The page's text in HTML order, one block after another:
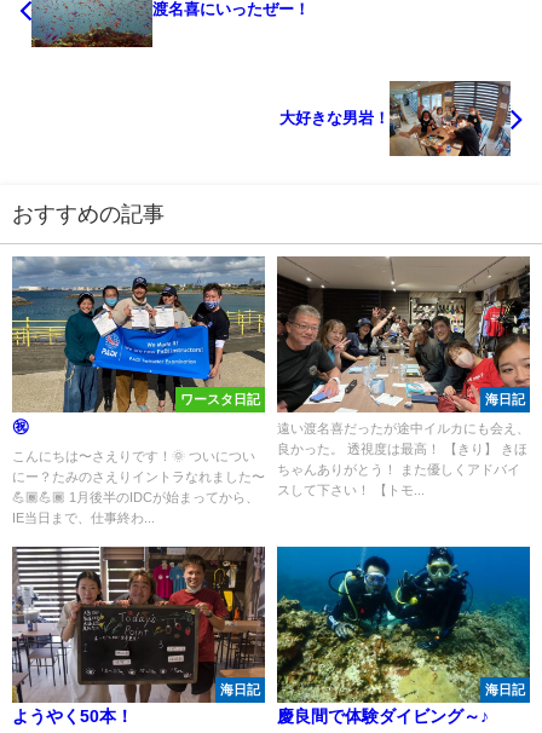
渡名喜にいったぜー！
大好きな男岩！
おすすめの記事
ワースタ日記
㊗️
こんにちは〜さえりです！🌞 ついについ
にー？たみのさえりイントラなれました〜
💪🏾💪🏾 1月後半のIDCが始まってから、
IE当日まで、仕事終わ...
海日記
遠い渡名喜だったが途中イルカにも会え、
良かった。 透視度は最高！ 【きり】 きほ
ちゃんありがとう！ また優しくアドバイ
スして下さい！ 【トモ...
海日記
ようやく50本！
海日記
慶良間で体験ダイビング～♪